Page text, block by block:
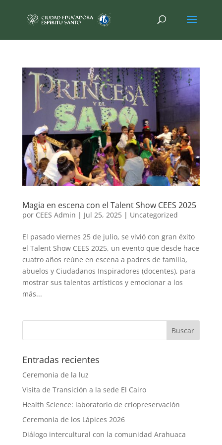
Magia en escena con el Talent Show CEES 2025
por CEES Admin | Jul 25, 2025| Uncategorized
El pasado viernes 25 de julio, se vivió con gran éxito
el Talent Show CEES 2025, un evento que desde hace
cuatro años reúne en escena a padres de familia,
abuelos y Ciudadanos Inspiradores (docentes), para
mostrar sus talentos artísticos y emocionar a los
más...
Entradas recientes
Ceremonia de la luz
Visita de Transición a la sede El Cairo
Health Science: laboratorio de criopreservación
Ceremonia de los Lápices 2026
Diálogo intercultural con la comunidad Arahuaca